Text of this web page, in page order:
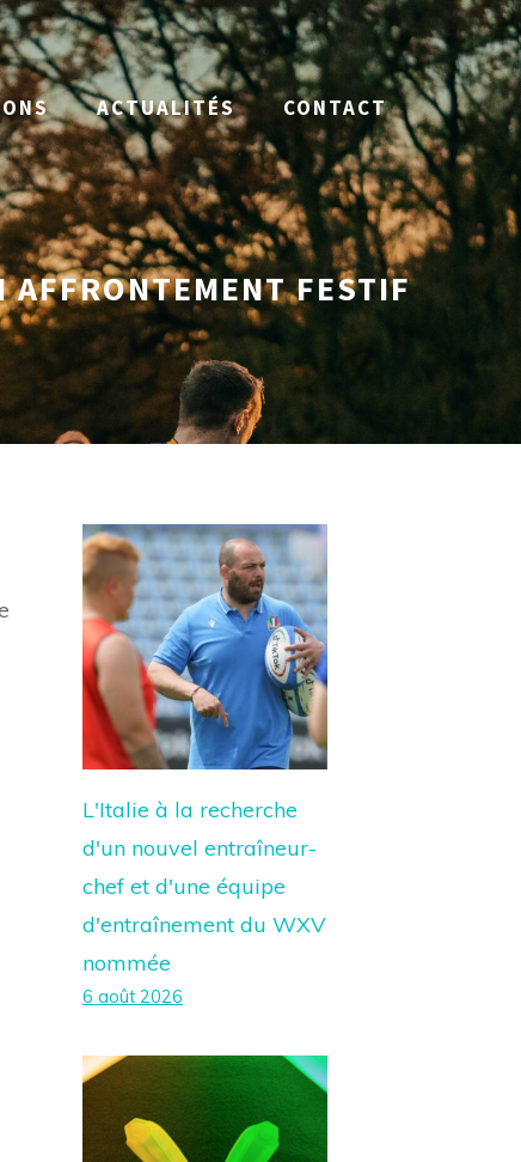
ACTUALITÉS CONTACT
FESTIF
L'Italie à la recherche
d'un nouvel entraîneur-
chef et d'une équipe
d'entraînement du WXV
nommée
6 août 2026